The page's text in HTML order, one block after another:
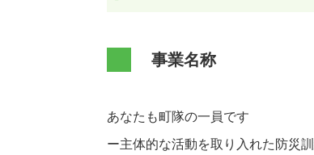
事業名称
あなたも町隊の一員です
ー主体的な活動を取り入れた防災